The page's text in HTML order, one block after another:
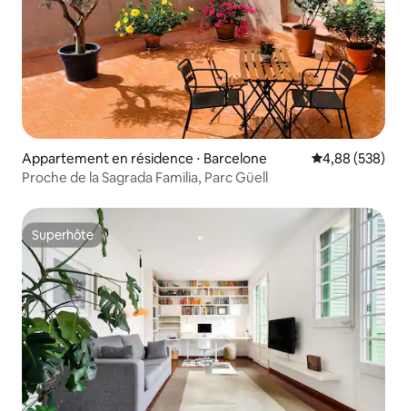
Appartement en résidence ⋅ Barcelone Évaluation
4,88 (538)
Proche de la Sagrada Familia, Parc Güell
Superhôte
Superhôte